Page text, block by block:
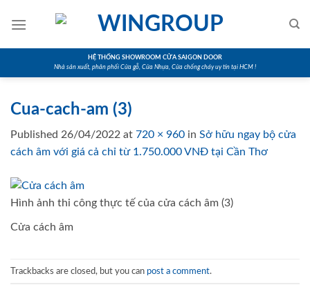
HỆ THỐNG SHOWROOM CỬA SAIGON DOOR
Nhà sản xuất, phân phối Cửa gỗ, Cửa Nhựa, Cửa chống cháy uy tín tại HCM !
Cua-cach-am (3)
Published 26/04/2022 at 720 × 960 in Sở hữu ngay bộ cửa
cách âm với giá cả chỉ từ 1.750.000 VNĐ tại Cần Thơ
Hình ảnh thi công thực tế của cửa cách âm (3)
Cửa cách âm
Trackbacks are closed, but you can post a comment.